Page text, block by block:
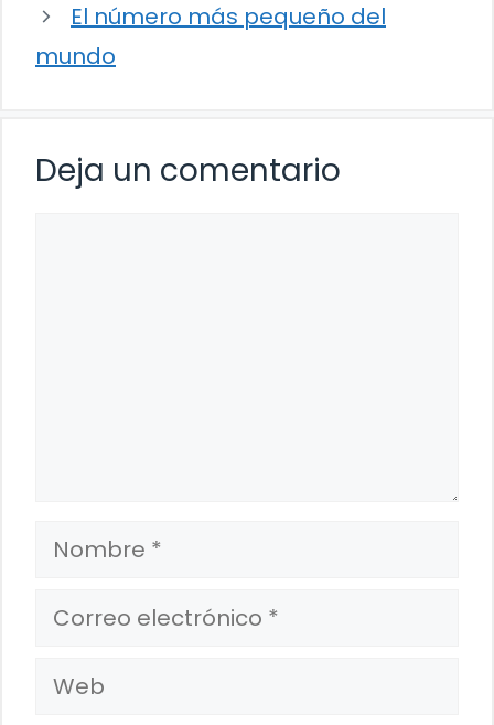
El número más pequeño del
mundo
Deja un comentario
Nombre
Correo
electrónico
Web